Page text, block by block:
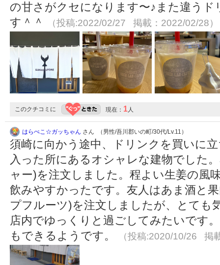
の甘さがクセになります〜♪また違う
す＾＾
（投稿:2022/02/27 掲載：2022/02/28）
このクチコミに 現在： 1人
はらぺこ☆ガッちゃん さん （男性/吾川郡いの町/30代/Lv.11）
須崎に向かう途中、ドリンクを買いに
入った所にあるオシャレな建物でした
ャー)を注文しました。程よい生姜の風
飲みやすかったです。友人はあま酒と
プフルーツ)を注文しましたが、とても
店内でゆっくりと過ごしてみたいです
もできるようです。
（投稿:2020/10/26 掲